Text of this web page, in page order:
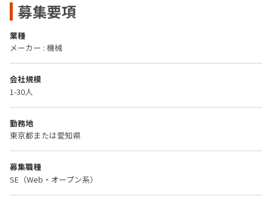
募集要項
業種
メーカー : 機械
会社規模
1-30人
勤務地
東京都または愛知県
募集職種
SE（Web・オープン系）